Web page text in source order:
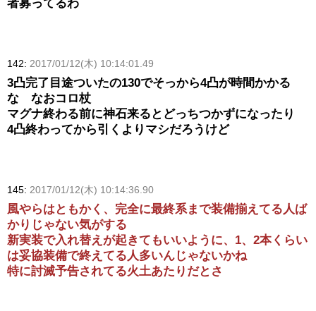
者募ってるわ
142: 2017/01/12(木) 10:14:01.49
3凸完了目途ついたの130でそっから4凸が時間かかる
な なおコロ杖
マグナ終わる前に神石来るとどっちつかずになったり
4凸終わってから引くよりマシだろうけど
145: 2017/01/12(木) 10:14:36.90
風やらはともかく、完全に最終系まで装備揃えてる人ば
かりじゃない気がする
新実装で入れ替えが起きてもいいように、1、2本くらい
は妥協装備で終えてる人多いんじゃないかね
特に討滅予告されてる火土あたりだとさ